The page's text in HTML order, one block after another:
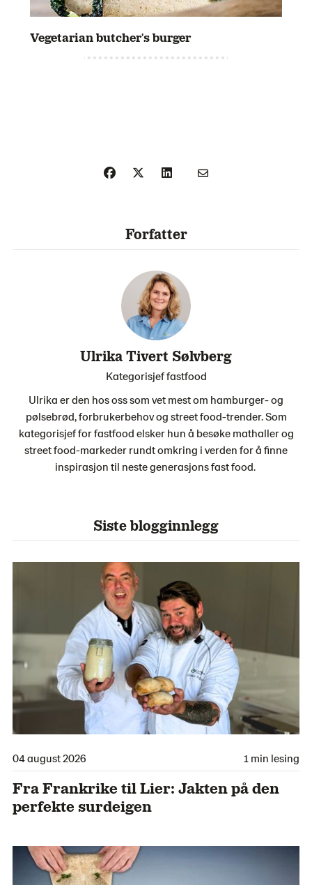
Vegetarian butcher's burger
Forfatter
Ulrika Tivert Sølvberg
Kategorisjef fastfood
Ulrika er den hos oss som vet mest om hamburger- og
pølsebrød, forbrukerbehov og street food-trender. Som
kategorisjef for fastfood elsker hun å besøke mathaller og
street food-markeder rundt omkring i verden for å finne
inspirasjon til neste generasjons fast food.
Siste blogginnlegg
04 august 2026 1 min lesing
Fra Frankrike til Lier: Jakten på den
perfekte surdeigen